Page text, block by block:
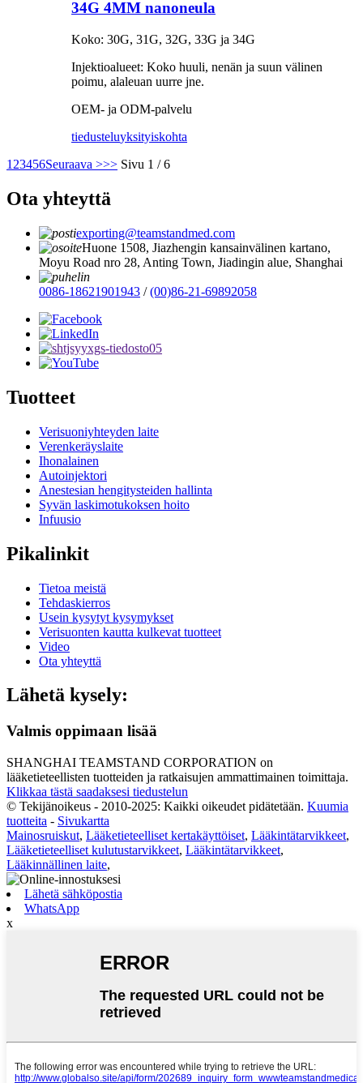
34G 4MM nanoneula
Koko: 30G, 31G, 32G, 33G ja 34G
Injektioalueet: Koko huuli, nenän ja suun välinen
poimu, alaleuan uurre jne.
OEM- ja ODM-palvelu
tiedusteluyksityiskohta
1 23456Seuraava >>> Sivu 1 / 6
Ota yhteyttä
exporting@teamstandmed.com
Huone 1508, Jiazhengin kansainvälinen kartano,
Moyu Road nro 28, Anting Town, Jiadingin alue, Shanghai
0086-18621901943 /(00)86-21-69892058
Tuotteet
Verisuoniyhteyden laite
Verenkeräyslaite
Ihonalainen
Autoinjektori
Anestesian hengitysteiden hallinta
Syvän laskimotukoksen hoito
Infuusio
Pikalinkit
Tietoa meistä
Tehdaskierros
Usein kysytyt kysymykset
Verisuonten kautta kulkevat tuotteet
Video
Ota yhteyttä
Lähetä kysely:
Valmis oppimaan lisää
SHANGHAI TEAMSTAND CORPORATION on
lääketieteellisten tuotteiden ja ratkaisujen ammattimainen toimittaja.
Klikkaa tästä saadaksesi tiedustelun
© Tekijänoikeus - 2010-2025: Kaikki oikeudet pidätetään. Kuumia
tuotteita - Sivukartta
Mainosruiskut, Lääketieteelliset kertakäyttöiset, Lääkintätarvikkeet,
Lääketieteelliset kulutustarvikkeet, Lääkintätarvikkeet,
Lääkinnällinen laite,
Lähetä sähköpostia
WhatsApp
x